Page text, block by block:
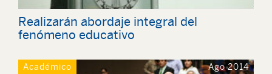
Realizarán abordaje integral del
fenómeno educativo
Académico Ago 2014